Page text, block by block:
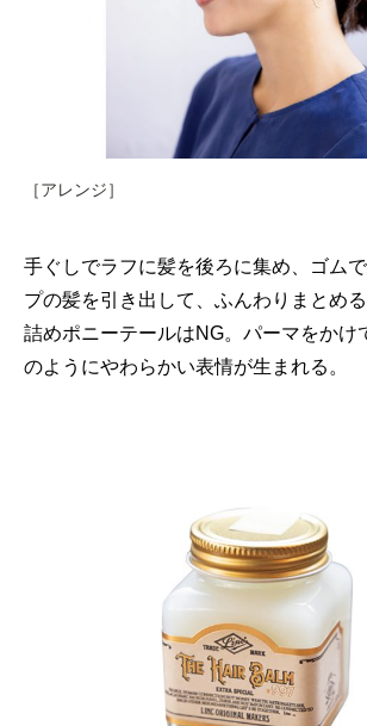
［アレンジ］
手ぐしでラフに髪を後ろに集め、ゴム
プの髪を引き出して、ふんわりまとめ
詰めポニーテールはNG。パーマをかけ
のようにやわらかい表情が生まれる。